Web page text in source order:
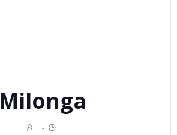
Milonga
-